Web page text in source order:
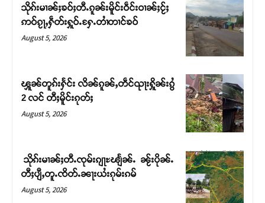
တႃႇႁႂ်ႈသဵင်ၵၢင်ၸႂ်ၵူၼ်းမိူင်း ၵူႈတီႈၵူႈလႅၼ်ပေႃးတေၸွ
တ်ႇ တူဝ်ႈလုမ်ႈၾႃႉၼၼ်ႉ ၶဝ်ႈႁူမ်ႈၵမ်ႉထႅမ် ၸုမ်းၶၢ
ဝ်ႇၽူႈတွႆႇႁွၵ်ႈ လႆႈယူႇၶႃႈဢေႃႈ။
သိုၵ်းမၢၼ်ႈၶဝ်ႈတီႉၵူၼ်းမိူင်းဝဵင်းဝၢၼ်ႈငႂ်ႈ
ဢဝ်ၵႂႃႇႁဵတ်းႁူဝ်ႉႁႄႉတၢႆတၢင်ၶဝ်
August 5, 2026
ၾူၼ်တူၵ်းႁႅင်း လိၼ်ၵူၼ်ႇတဵင်ၺႃးႁိူၼ်းၵွႆ
2 လင် တီႈမိူင်းၵုတ်ႈ
August 5, 2026
သိုၵ်းမၢၼ်ႈတီႉၸုမ်းၵျႃႊၽျႅၼ်ႉ ၼႂ်းပိုၼ်ႉ
တီႈပျီႇတူႉၸိတ်ႉၼႃးယႆးၵုမ်းၵမ်
August 5, 2026